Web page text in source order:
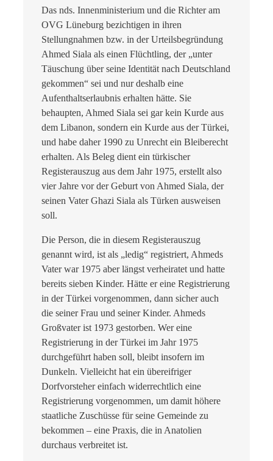
Das nds. Innenministerium und die Richter am
OVG Lüneburg bezichtigen in ihren
Stellungnahmen bzw. in der Urteilsbegründung
Ahmed Siala als einen Flüchtling, der „unter
Täuschung über seine Identität nach Deutschland
gekommen“ sei und nur deshalb eine
Aufenthaltserlaubnis erhalten hätte. Sie
behaupten, Ahmed Siala sei gar kein Kurde aus
dem Libanon, sondern ein Kurde aus der Türkei,
und habe daher 1990 zu Unrecht ein Bleiberecht
erhalten. Als Beleg dient ein türkischer
Registerauszug aus dem Jahr 1975, erstellt also
vier Jahre vor der Geburt von Ahmed Siala, der
seinen Vater Ghazi Siala als Türken ausweisen
soll.
Die Person, die in diesem Registerauszug
genannt wird, ist als „ledig“ registriert, Ahmeds
Vater war 1975 aber längst verheiratet und hatte
bereits sieben Kinder. Hätte er eine Registrierung
in der Türkei vorgenommen, dann sicher auch
die seiner Frau und seiner Kinder. Ahmeds
Großvater ist 1973 gestorben. Wer eine
Registrierung in der Türkei im Jahr 1975
durchgeführt haben soll, bleibt insofern im
Dunkeln. Vielleicht hat ein übereifriger
Dorfvorsteher einfach widerrechtlich eine
Registrierung vorgenommen, um damit höhere
staatliche Zuschüsse für seine Gemeinde zu
bekommen – eine Praxis, die in Anatolien
durchaus verbreitet ist.